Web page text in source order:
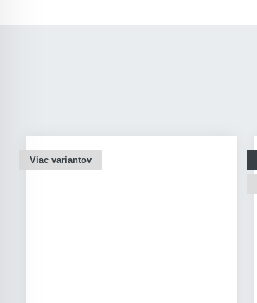
Viac variantov